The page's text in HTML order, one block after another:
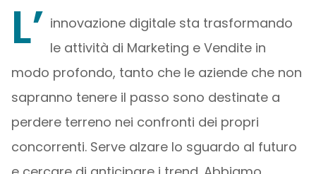
L’ innovazione digitale sta trasformando
le attività di Marketing e Vendite in
modo profondo, tanto che le aziende che non
sapranno tenere il passo sono destinate a
perdere terreno nei confronti dei propri
concorrenti. Serve alzare lo sguardo al futuro